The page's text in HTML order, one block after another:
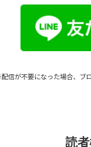
信が不要になった場合、ブ
読